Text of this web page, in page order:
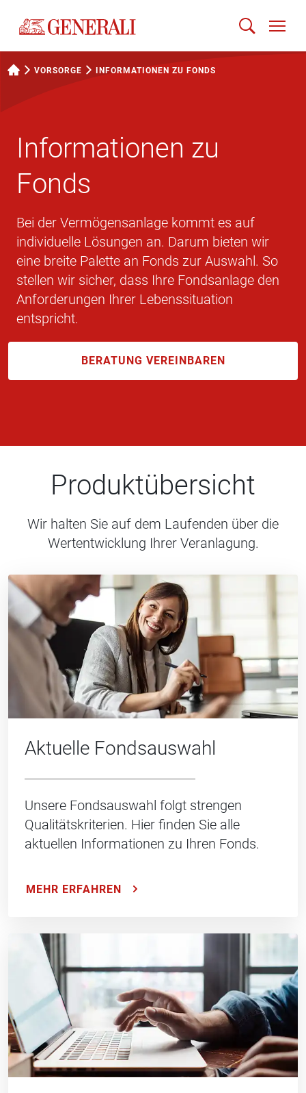
VORSORGE INFORMATIONEN ZU FONDS
Informationen zu
Fonds
Bei der Vermögensanlage kommt es auf
individuelle Lösungen an. Darum bieten wir
eine breite Palette an Fonds zur Auswahl. So
stellen wir sicher, dass Ihre Fondsanlage den
Anforderungen Ihrer Lebenssituation
entspricht.
BERATUNG VEREINBAREN
Produktübersicht
Wir halten Sie auf dem Laufenden über die
Wertentwicklung Ihrer Veranlagung.
Aktuelle Fondsauswahl
Unsere Fondsauswahl folgt strengen
Qualitätskriterien. Hier finden Sie alle
aktuellen Informationen zu Ihren Fonds.
MEHR ERFAHREN